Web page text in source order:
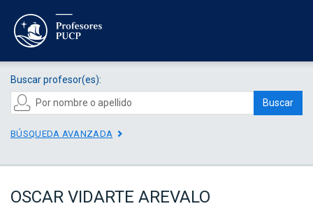
Buscar profesor(es):
Buscar
BÚSQUEDA AVANZADA
OSCAR VIDARTE AREVALO